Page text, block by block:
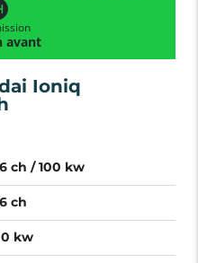
avant
Ioniq
ch / 100 kw
ch
kw